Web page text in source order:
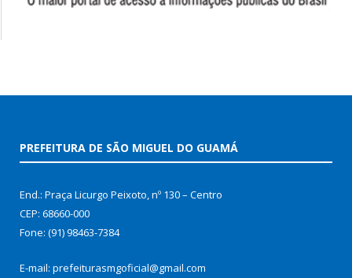
PREFEITURA DE SÃO MIGUEL DO GUAMÁ
End.: Praça Licurgo Peixoto, nº 130 – Centro
CEP: 68660-000
Fone: (91) 98463-7384
E-mail: prefeiturasmgoficial@gmail.com